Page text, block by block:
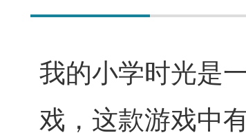
我的小学时光是
戏，这款游戏中